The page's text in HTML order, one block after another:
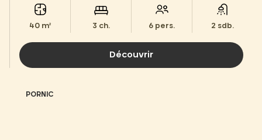
40 m² 3 ch. 6 pers. 2 sdb.
Découvrir
PORNIC